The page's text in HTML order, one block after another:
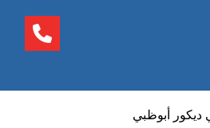
ديكور أبوظبي